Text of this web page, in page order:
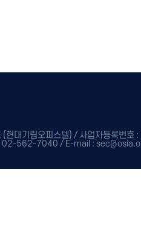
(현대기림오피스텔) / 사업자등록번
02-562-7040 / E-mail :